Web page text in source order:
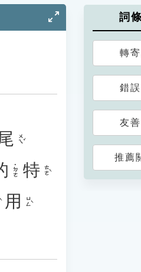
ㄨㄟˇ
˙ㄉㄜ 特 ㄊㄜˋ
用 ㄩㄥˋ
詞
轉
錯
友
推薦